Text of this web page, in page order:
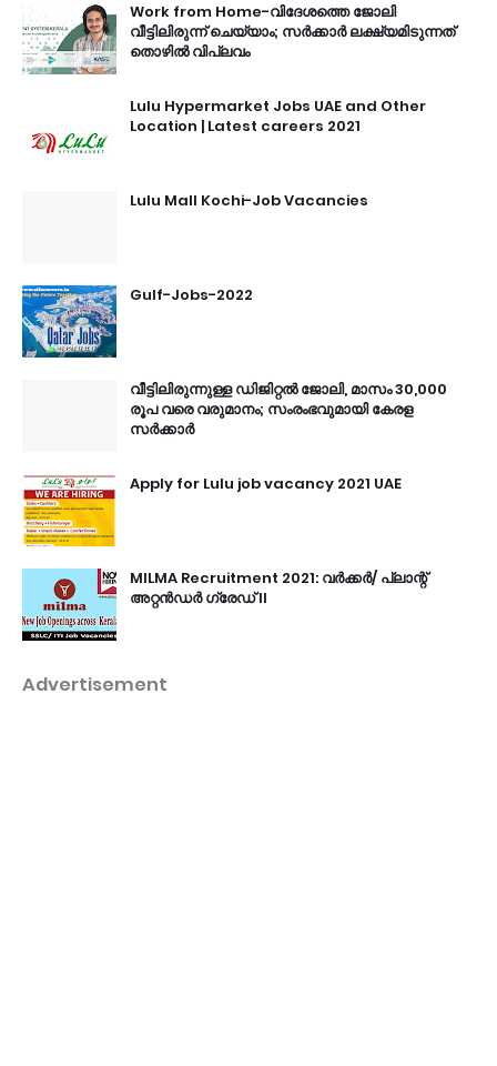
Work from Home-വിദേശത്തെ ജോലി
വീട്ടിലിരുന്ന് ചെയ്യാം; സർക്കാർ ലക്ഷ്യമിടുന്നത്
തൊഴിൽ വിപ്ലവം
Lulu Hypermarket Jobs UAE and Other
Location | Latest careers 2021
Lulu Mall Kochi-Job Vacancies
Gulf-Jobs-2022
വീട്ടിലിരുന്നുള്ള ഡിജിറ്റൽ ജോലി, മാസം 30,000
രൂപ വരെ വരുമാനം; സംരംഭവുമായി കേരള
സർക്കാർ
Apply for Lulu job vacancy 2021 UAE
MILMA Recruitment 2021: വർക്കർ/ പ്ലാന്റ്
അറ്റൻഡർ ഗ്രേഡ് II
Advertisement